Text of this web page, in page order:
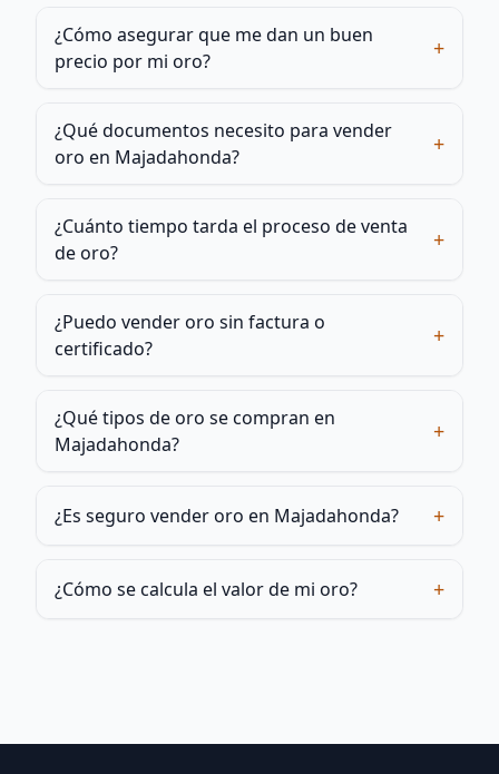
¿Cómo asegurar que me dan un buen
precio por mi oro?
+
¿Qué documentos necesito para vender
oro en Majadahonda?
+
¿Cuánto tiempo tarda el proceso de venta
de oro?
+
¿Puedo vender oro sin factura o
certificado?
+
¿Qué tipos de oro se compran en
Majadahonda?
+
¿Es seguro vender oro en Majadahonda? +
¿Cómo se calcula el valor de mi oro? +